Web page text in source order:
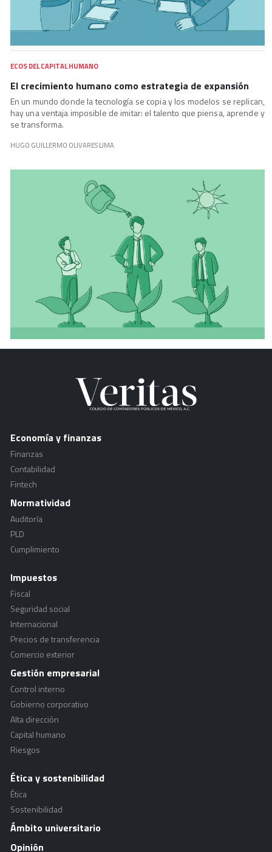
ECOS DEL CAPITAL HUMANO
El crecimiento humano como estrategia de expansión
En un mundo donde la tecnología se copia y los modelos se replican,
hay una ventaja imposible de imitar: el talento que piensa, aprende y
se transforma.
HUGO GUILLERMO OLIVARES LIMA
Economía y finanzas
Finanzas
Contabilidad
Fintech
Normatividad
Auditoría
PLD
Cumplimiento
Impuestos
Fiscal
Seguridad social
Internacional
Precios de transferencia
Comercio exterior
Gestión empresarial
Control interno
Gobierno corporativo
Alta dirección
Capital humano
Riesgos
Ética y sostenibilidad
Ética
Sostenibilidad
Ámbito universitario
Opinión